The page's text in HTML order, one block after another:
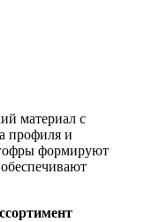
материал с
профиля и
формируют